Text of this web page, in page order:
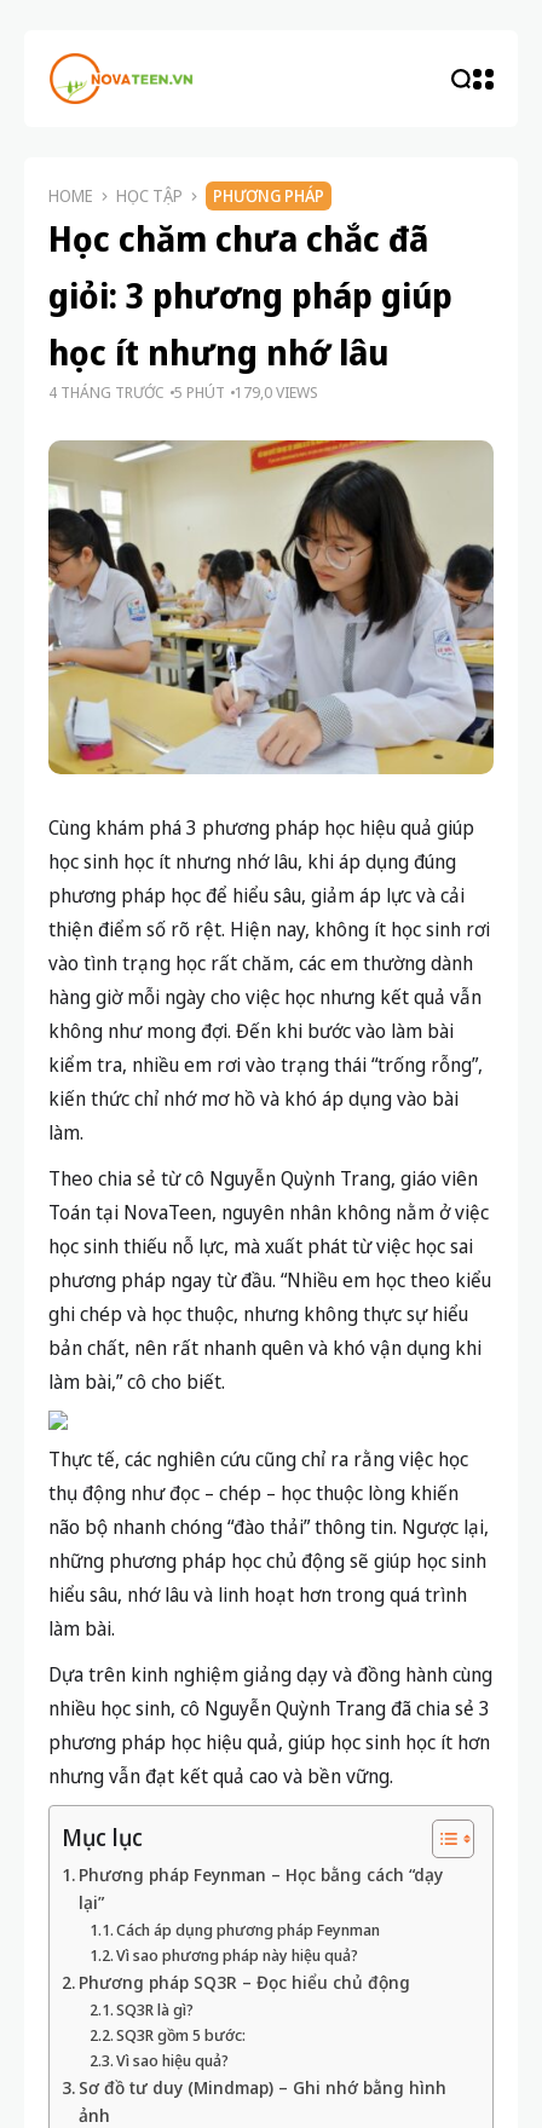
HOME HỌC TẬP PHƯƠNG PHÁP
Học chăm chưa chắc đã
giỏi: 3 phương pháp giúp
học ít nhưng nhớ lâu
4 THÁNG TRƯỚC 5 PHÚT 179,0 VIEWS
Cùng khám phá 3 phương pháp học hiệu quả giúp
học sinh học ít nhưng nhớ lâu, khi áp dụng đúng
phương pháp học để hiểu sâu, giảm áp lực và cải
thiện điểm số rõ rệt. Hiện nay, không ít học sinh rơi
vào tình trạng học rất chăm, các em thường dành
hàng giờ mỗi ngày cho việc học nhưng kết quả vẫn
không như mong đợi. Đến khi bước vào làm bài
kiểm tra, nhiều em rơi vào trạng thái “trống rỗng”,
kiến thức chỉ nhớ mơ hồ và khó áp dụng vào bài
làm.
Theo chia sẻ từ cô Nguyễn Quỳnh Trang, giáo viên
Toán tại NovaTeen, nguyên nhân không nằm ở việc
học sinh thiếu nỗ lực, mà xuất phát từ việc học sai
phương pháp ngay từ đầu. “Nhiều em học theo kiểu
ghi chép và học thuộc, nhưng không thực sự hiểu
bản chất, nên rất nhanh quên và khó vận dụng khi
làm bài,” cô cho biết.
Thực tế, các nghiên cứu cũng chỉ ra rằng việc học
thụ động như đọc – chép – học thuộc lòng khiến
não bộ nhanh chóng “đào thải” thông tin. Ngược lại,
những phương pháp học chủ động sẽ giúp học sinh
hiểu sâu, nhớ lâu và linh hoạt hơn trong quá trình
làm bài.
Dựa trên kinh nghiệm giảng dạy và đồng hành cùng
nhiều học sinh, cô Nguyễn Quỳnh Trang đã chia sẻ 3
phương pháp học hiệu quả, giúp học sinh học ít hơn
nhưng vẫn đạt kết quả cao và bền vững.
Mục lục
Phương pháp Feynman – Học bằng cách “dạy
lại”
Cách áp dụng phương pháp Feynman
Vì sao phương pháp này hiệu quả?
Phương pháp SQ3R – Đọc hiểu chủ động
SQ3R là gì?
SQ3R gồm 5 bước:
Vì sao hiệu quả?
Sơ đồ tư duy (Mindmap) – Ghi nhớ bằng hình
ảnh